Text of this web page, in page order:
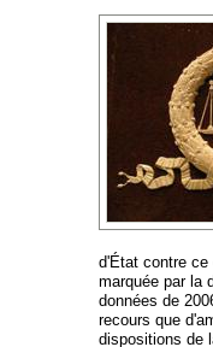
d'État contre ce
marquée par la
données de
recours que
dispositions de